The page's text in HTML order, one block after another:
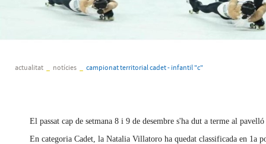
actualitat notícies campionat territorial cadet - infantil "c"
El passat cap de setmana 8 i 9 de desembre s'ha dut a terme al
En categoria Cadet, la Natalia Villatoro ha quedat classificada en